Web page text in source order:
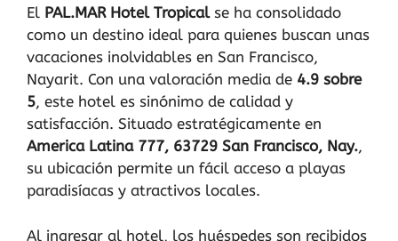
El PAL.MAR Hotel Tropicalse ha consolidado
como un destino ideal para quienes buscan unas
vacaciones inolvidables en San Francisco,
Nayarit. Con una valoración media de 4.9 sobre
5, este hotel es sinónimo de calidad y
satisfacción. Situado estratégicamente en
America Latina 777, 63729 San Francisco, Nay.,
su ubicación permite un fácil acceso a playas
paradisíacas y atractivos locales.
Al ingresar al hotel, los huéspedes son recibidos